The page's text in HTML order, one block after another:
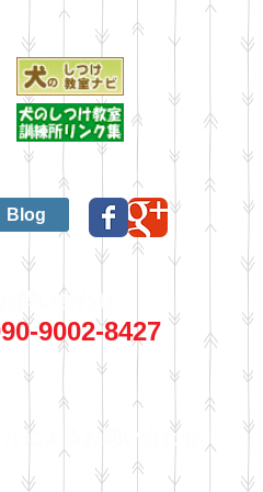
Blog
問い合わせ
9002-8427
によるお問い合わせ